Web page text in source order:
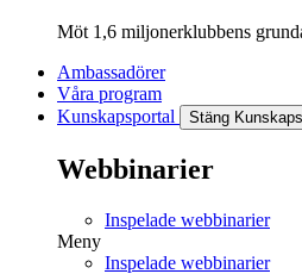
Möt 1,6 miljonerklubbens
Ambassadörer
Våra program
Kunskapsportal
Stäng
Webbinarier
Inspelade webbinarier
Meny
Inspelade webbinarier